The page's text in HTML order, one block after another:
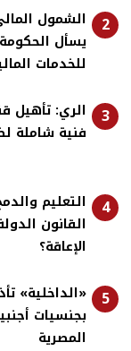
2
يسأل
للخدمات
3
الري: تأهيل
فنية شاملة
4
التعليم
القانون
الإعاقة؟
5
بجنسيات
المصرية